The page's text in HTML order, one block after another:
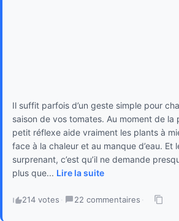
Il suffit parfois d’un geste simple pour
saison de vos tomates. Au moment de la
petit réflexe aide vraiment les plants à
face à la chaleur et au manque d’eau. Et
surprenant, c’est qu’il ne demande
plus que... Lire la suite
214 votes · 22 commentaires ·